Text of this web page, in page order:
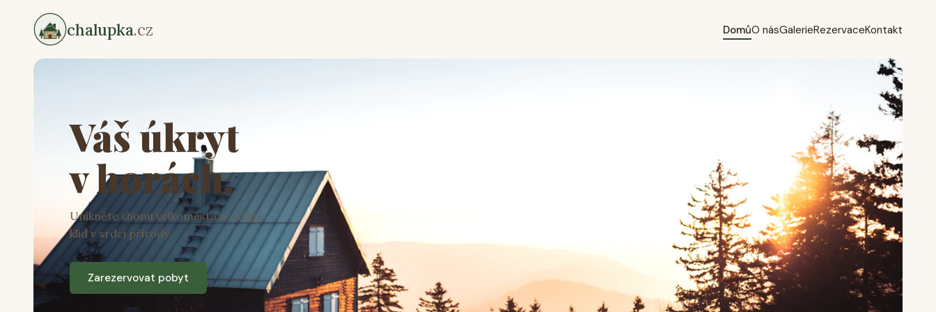
chalupka.cz DomůO násGalerieRezervaceKontakt
Váš úkryt
v horách.
Unikněte shonu velkoměsta a zažijte
klid v srdci přírody.
Zarezervovat pobyt